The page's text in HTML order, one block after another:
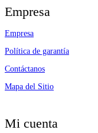
Empresa
Empresa
Política de garantía
Contáctanos
Mapa del Sitio
Mi cuenta